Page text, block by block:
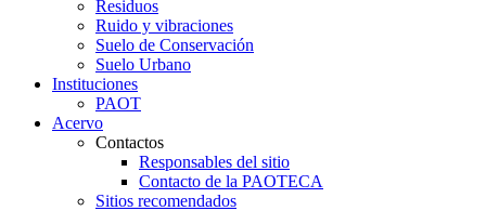
Residuos
Ruido y vibraciones
Suelo de Conservación
Suelo Urbano
Instituciones
PAOT
Acervo
Contactos
Responsables del sitio
Contacto de la PAOTECA
Sitios recomendados